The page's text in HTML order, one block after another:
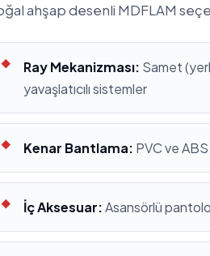
ahşap desenli MDFLAM
Ray Mekanizması: Samet
yavaşlatıcılı sistemler
Kenar Bantlama: PVC ve
İç Aksesuar:Asansörlü